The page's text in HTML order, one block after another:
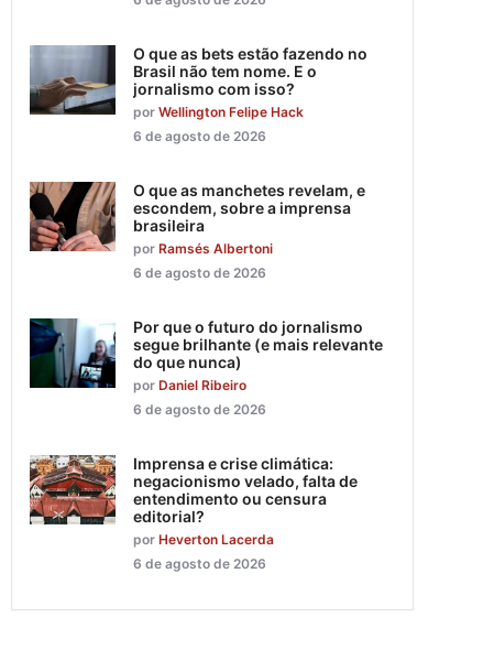
O que as bets estão fazendo no
Brasil não tem nome. E o
jornalismo com isso?
por Wellington Felipe Hack
6 de agosto de 2026
O que as manchetes revelam, e
escondem, sobre a imprensa
brasileira
por Ramsés Albertoni
6 de agosto de 2026
Por que o futuro do jornalismo
segue brilhante (e mais relevante
do que nunca)
por Daniel Ribeiro
6 de agosto de 2026
Imprensa e crise climática:
negacionismo velado, falta de
entendimento ou censura
editorial?
por Heverton Lacerda
6 de agosto de 2026